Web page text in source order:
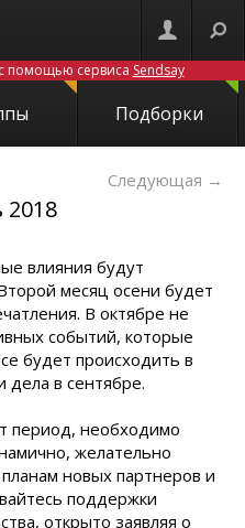
помощью сервиса Sendsay
Подборки
Следующая →
2018
влияния будут
месяц осени будет
В октябре не
событий, которые
будет происходить в
дела в сентябре.
период, необходимо
желательно
новых партнеров и
поддержки
открыто заявляя о